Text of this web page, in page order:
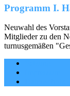
Programm I.
Neuwahl des
Mitglieder zu den
turnusgemäßen